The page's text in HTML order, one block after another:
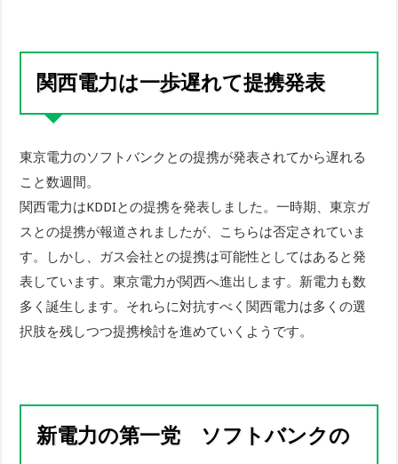
関西電力は一歩遅れて提携発表
東京電力のソフトバンクとの提携が発表されてから遅れる
こと数週間。
関西電力はKDDIとの提携を発表しました。一時期、東京ガ
スとの提携が報道されましたが、こちらは否定されていま
す。しかし、ガス会社との提携は可能性としてはあると発
表しています。東京電力が関西へ進出します。新電力も数
多く誕生します。それらに対抗すべく関西電力は多くの選
択肢を残しつつ提携検討を進めていくようです。
新電力の第一党 ソフトバンクの